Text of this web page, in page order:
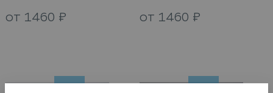
от 1460 ₽ от 1460 ₽